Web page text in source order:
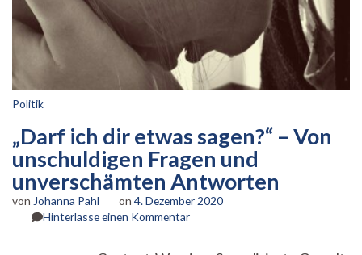
Politik
„Darf ich dir etwas sagen?“ – Von
unschuldigen Fragen und
unverschämten Antworten
von Johanna Pahl on 4. Dezember 2020
Hinterlasse einen Kommentarzu